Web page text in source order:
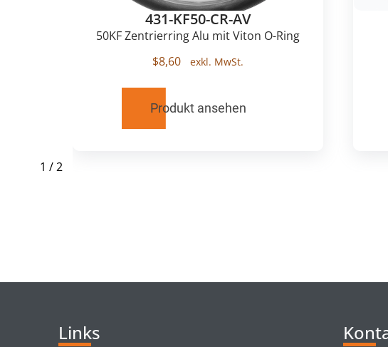
431-KF50-CR-AV
50KF Zentrierring Alu mit Viton O-Ring
$8,60
Produkt ansehen
1 /2
Links